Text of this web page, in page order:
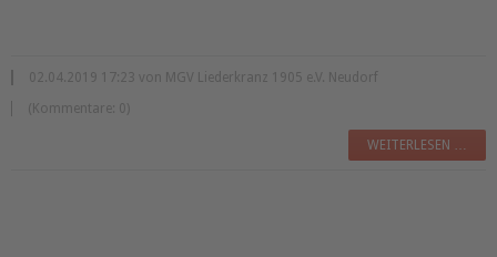
02.04.2019 17:23 von MGV Liederkranz 1905 e.V. Neudorf
(Kommentare: 0)
WEITERLESEN …